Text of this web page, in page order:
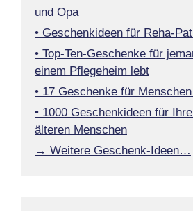
und Opa
• Geschenkideen für Reha-
• Top-Ten-Geschenke für
einem Pflegeheim lebt
• 17 Geschenke für
• 1000 Geschenkideen für
älteren Menschen
→ Weitere Geschenk-Ideen…